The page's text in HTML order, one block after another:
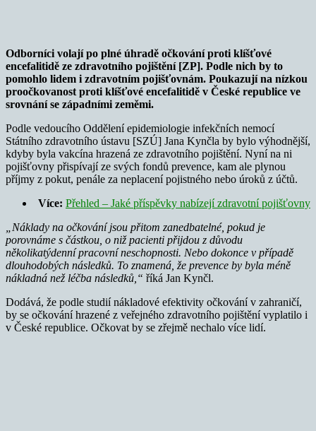
Odborníci volají po plné úhradě očkování proti klíšťové
encefalitidě ze zdravotního pojištění [ZP]. Podle nich by to
pomohlo lidem i zdravotním pojišťovnám. Poukazují na nízkou
proočkovanost proti klíšťové encefalitidě v České republice ve
srovnání se západními zeměmi.
Podle vedoucího Oddělení epidemiologie infekčních nemocí
Státního zdravotního ústavu [SZÚ] Jana Kynčla by bylo výhodnější,
kdyby byla vakcína hrazená ze zdravotního pojištění. Nyní na ni
pojišťovny přispívají ze svých fondů prevence, kam ale plynou
příjmy z pokut, penále za neplacení pojistného nebo úroků z účtů.
Více: Přehled – Jaké příspěvky nabízejí zdravotní pojišťovny
„Náklady na očkování jsou přitom zanedbatelné, pokud je
porovnáme s částkou, o niž pacienti přijdou z důvodu
několikatýdenní pracovní neschopnosti. Nebo dokonce v případě
dlouhodobých následků. To znamená, že prevence by byla méně
nákladná než léčba následků,“ říká Jan Kynčl.
Dodává, že podle studií nákladové efektivity očkování v zahraničí,
by se očkování hrazené z veřejného zdravotního pojištění vyplatilo i
v České republice. Očkovat by se zřejmě nechalo více lidí.